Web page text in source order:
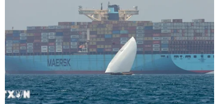
Bình Dương ưu tiên phục hồi các hoạt